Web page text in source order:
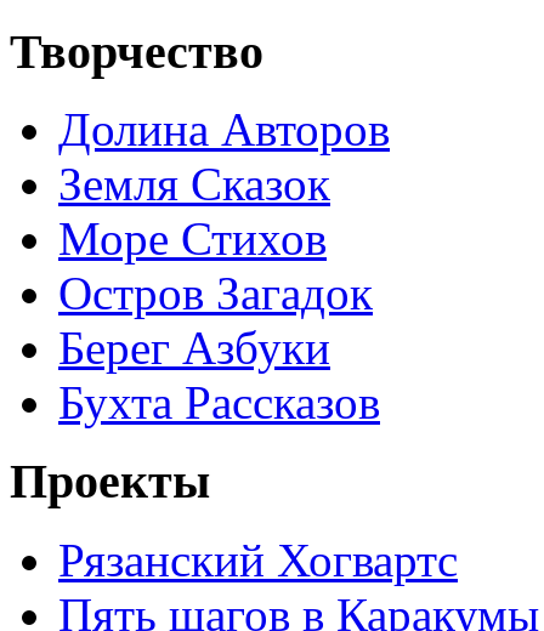
Творчество
Долина Авторов
Земля Сказок
Море Стихов
Остров Загадок
Берег Азбуки
Бухта Рассказов
Проекты
Рязанский Хогвартс
Пять шагов в Каракумы